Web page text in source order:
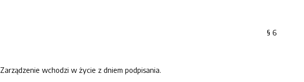
§ 6
Zarządzenie wchodzi w życie z dniem podpisania.